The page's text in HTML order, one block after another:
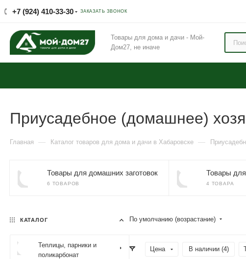
+7 (924) 410-33-30 ЗАКАЗАТЬ ЗВОНОК
Товары для дома и дачи - Мой-
Дом27, не иначе
Приусадебное (домашнее)
Главная — Каталог товаров для дома и дачи в Хабаровске —
Товары для домашних заготовок
6 ТОВАРОВ
Товары
4 ТОВАРА
По умолчанию (возрастание)
Цена В наличии (4)
КАТАЛОГ
Теплицы, парники и
поликарбонат